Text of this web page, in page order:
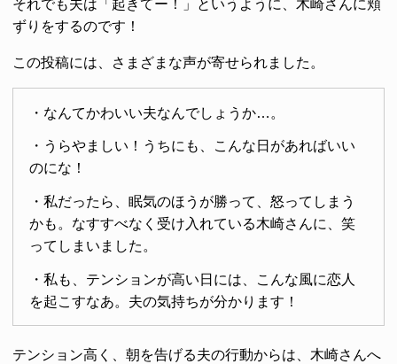
それでも夫は「起きてー！」というように、木崎さんに頬
ずりをするのです！
この投稿には、さまざまな声が寄せられました。
・なんてかわいい夫なんでしょうか…。
・うらやましい！うちにも、こんな日があればいい
のにな！
・私だったら、眠気のほうが勝って、怒ってしまう
かも。なすすべなく受け入れている木崎さんに、笑
ってしまいました。
・私も、テンションが高い日には、こんな風に恋人
を起こすなあ。夫の気持ちが分かります！
テンション高く、朝を告げる夫の行動からは、木崎さんへ